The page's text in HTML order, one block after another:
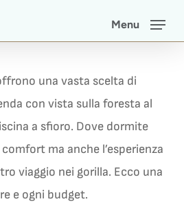
Menu
una vasta scelta di
con vista sulla foresta al
a sfioro. Dove dormite
ma anche l’esperienza
viaggio nei gorilla. Ecco una
e ogni budget.